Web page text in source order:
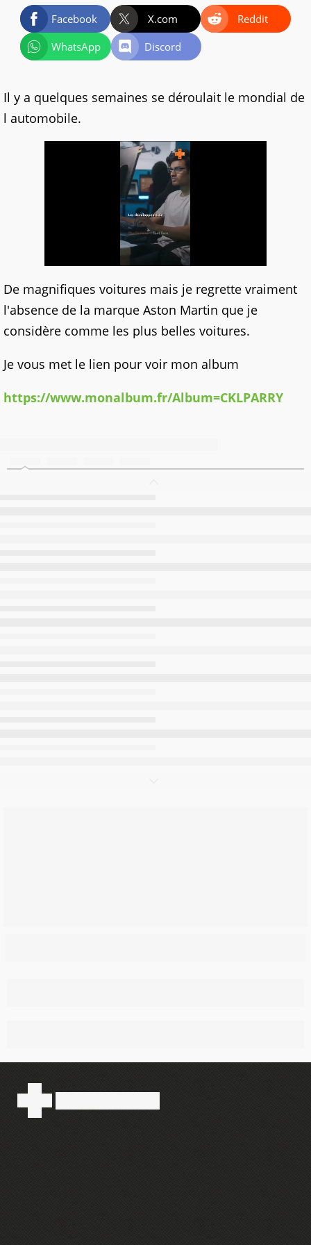
Facebook X.com
Reddit
WhatsApp
Discord
Il y a quelques semaines se déroulait le mondial de
l automobile.
De magnifiques voitures mais je regrette vraiment
l'absence de la marque Aston Martin que je
considère comme les plus belles voitures.
Je vous met le lien pour voir mon album
https://www.monalbum.fr/Album=CKLPARRY